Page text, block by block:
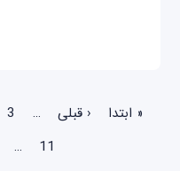
« ابتدا ‹ قبلی …
3
11
…